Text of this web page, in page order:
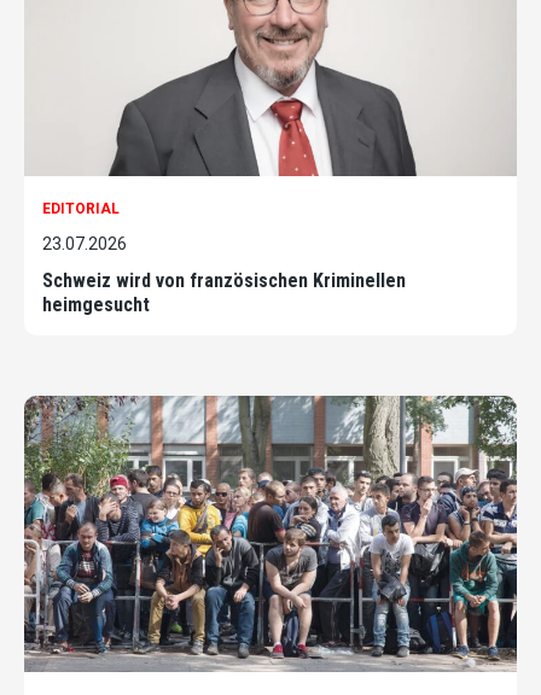
EDITORIAL
23.07.2026
Schweiz wird von französischen Kriminellen
heimgesucht